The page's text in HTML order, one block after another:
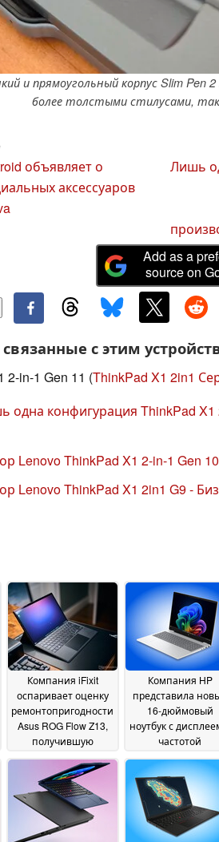
и прямоугольный корпус Slim Pen
более толстыми стилусами,
объявляет о
аксессуаров
Лишь
Add as a
source on
с этим
2-in-1 Gen 11 (ThinkPad X1 2in1
одна конфигурация ThinkPad
Lenovo ThinkPad X1 2-in-1 Gen
Lenovo ThinkPad X1 2in1 G9 -
Компания iFixit
оспаривает оценку
ремонтопригодности
Asus ROG Flow Z13,
получившую
10 из 1014 July 2026
Компания HP
представила
16-дюймовый
ноутбук с
частотой
64 ГБ оперативной
памяти и
видеокартой Arc
B39002 July 2026